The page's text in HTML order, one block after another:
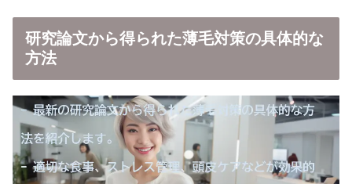
研究論文から得られた薄毛対策の具体的な
方法